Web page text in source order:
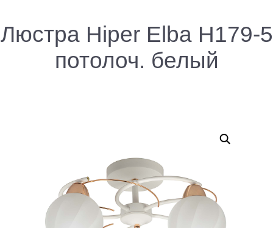
Люстра Hiper Elba H179-5
потолоч. белый